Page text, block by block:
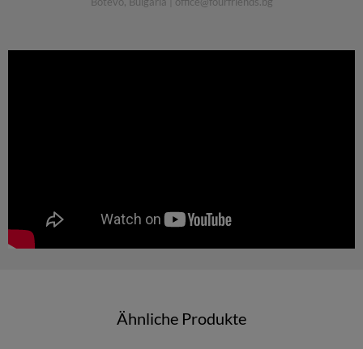
Ähnliche Produkte